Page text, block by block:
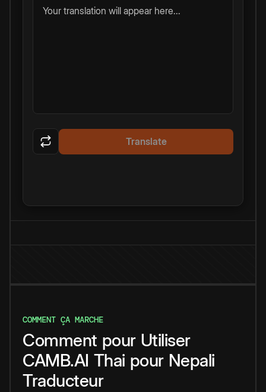
Your translation will appear here...
Translate
COMMENT ÇA MARCHE
Comment pour Utiliser
CAMB.AI Thai pour Nepali
Traducteur